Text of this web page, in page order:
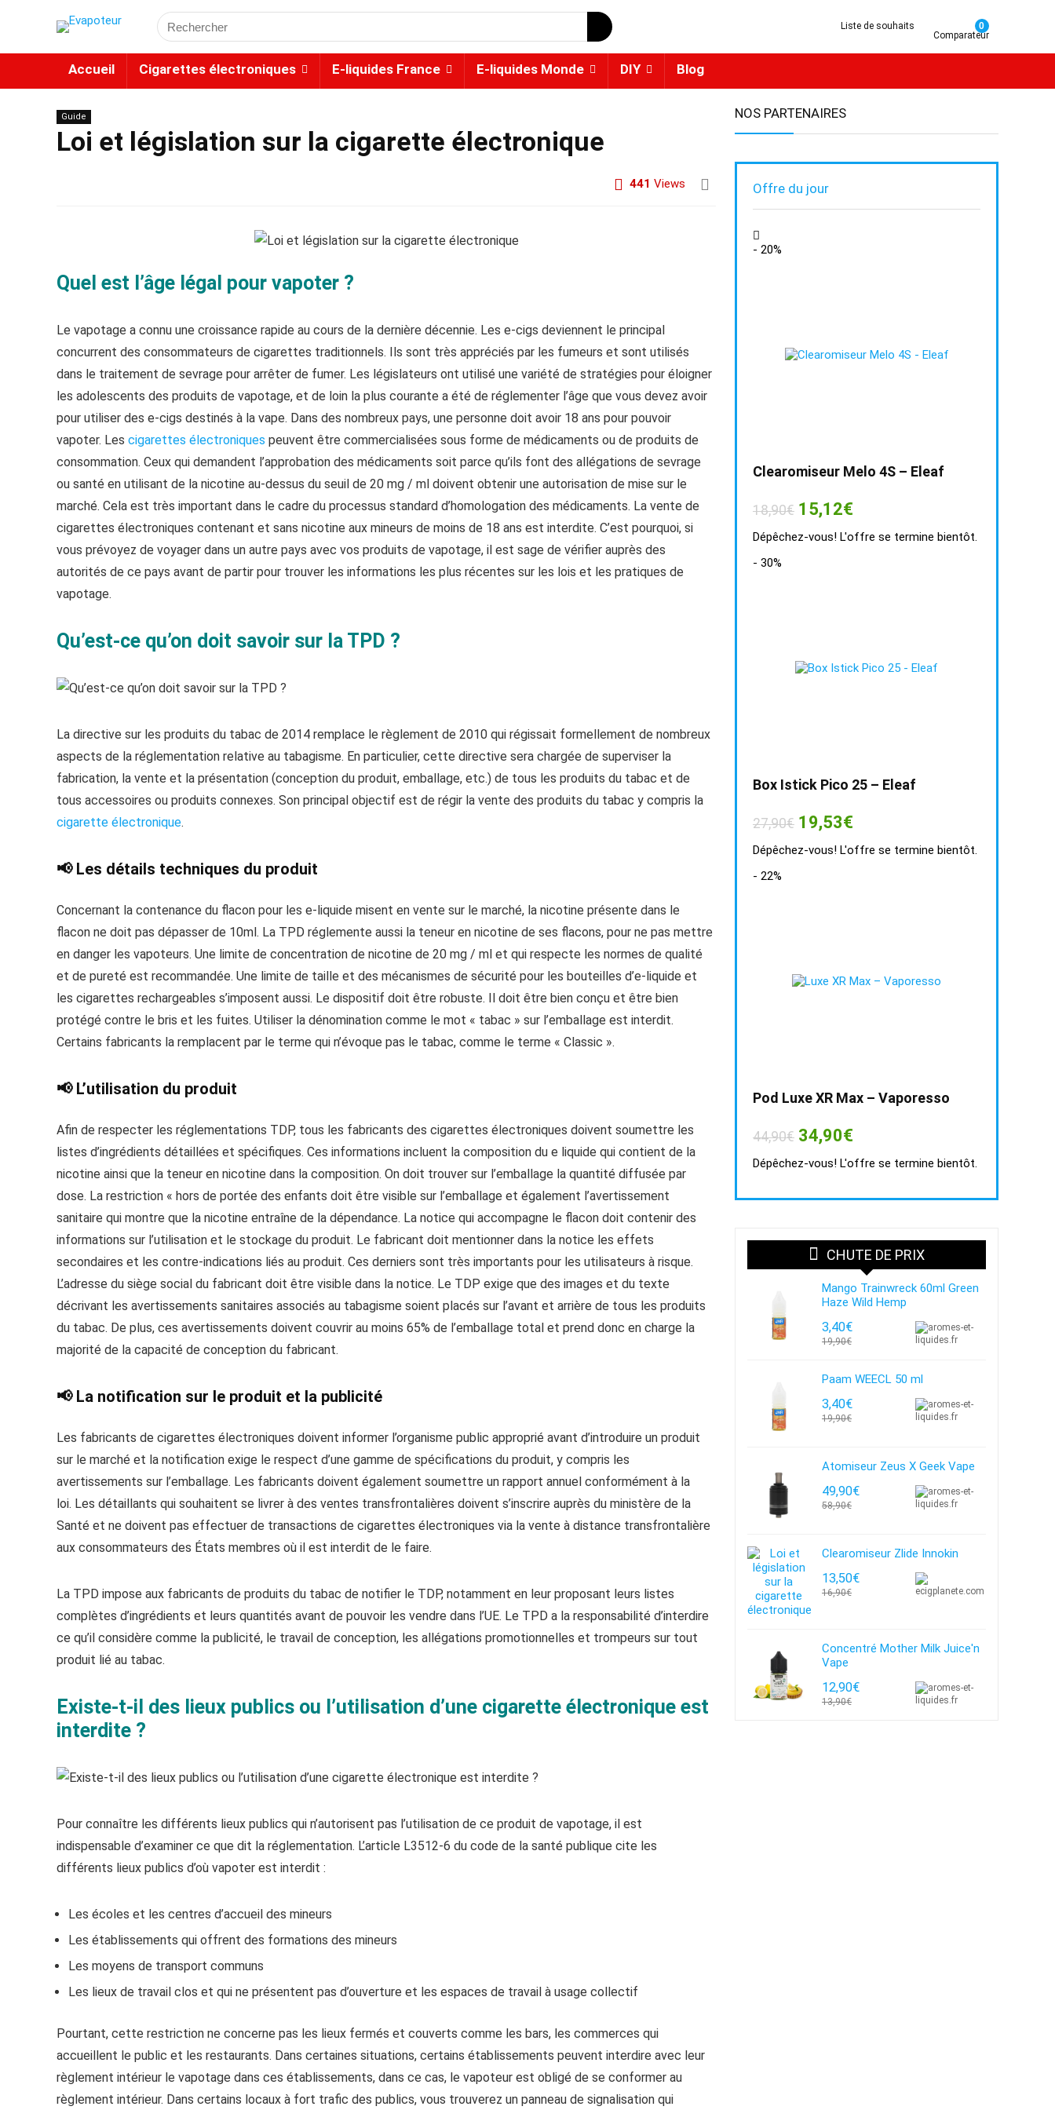
Liste de souhaits
0
Comparateur
Accueil Cigarettes électroniques E-liquides France E-liquides Monde DIY Blog
Guide
Loi et législation sur la cigarette électronique
441 Views
Quel est l’âge légal pour vapoter ?
Le vapotage a connu une croissance rapide au cours de la dernière décennie. Les e-cigs deviennent le principal
concurrent des consommateurs de cigarettes traditionnels. Ils sont très appréciés par les fumeurs et sont utilisés
dans le traitement de sevrage pour arrêter de fumer. Les législateurs ont utilisé une variété de stratégies pour éloigner
les adolescents des produits de vapotage, et de loin la plus courante a été de réglementer l’âge que vous devez avoir
pour utiliser des e-cigs destinés à la vape. Dans des nombreux pays, une personne doit avoir 18 ans pour pouvoir
vapoter. Les cigarettes électroniques peuvent être commercialisées sous forme de médicaments ou de produits de
consommation. Ceux qui demandent l’approbation des médicaments soit parce qu’ils font des allégations de sevrage
ou santé en utilisant de la nicotine au-dessus du seuil de 20 mg / ml doivent obtenir une autorisation de mise sur le
marché. Cela est très important dans le cadre du processus standard d’homologation des médicaments. La vente de
cigarettes électroniques contenant et sans nicotine aux mineurs de moins de 18 ans est interdite. C’est pourquoi, si
vous prévoyez de voyager dans un autre pays avec vos produits de vapotage, il est sage de vérifier auprès des
autorités de ce pays avant de partir pour trouver les informations les plus récentes sur les lois et les pratiques de
vapotage.
Qu’est-ce qu’on doit savoir sur la TPD ?
La directive sur les produits du tabac de 2014 remplace le règlement de 2010 qui régissait formellement de nombreux
aspects de la réglementation relative au tabagisme. En particulier, cette directive sera chargée de superviser la
fabrication, la vente et la présentation (conception du produit, emballage, etc.) de tous les produits du tabac et de
tous accessoires ou produits connexes. Son principal objectif est de régir la vente des produits du tabac y compris la
cigarette électronique.
📢 Les détails techniques du produit
Concernant la contenance du flacon pour les e-liquide misent en vente sur le marché, la nicotine présente dans le
flacon ne doit pas dépasser de 10ml. La TPD réglemente aussi la teneur en nicotine de ses flacons, pour ne pas mettre
en danger les vapoteurs. Une limite de concentration de nicotine de 20 mg / ml et qui respecte les normes de qualité
et de pureté est recommandée. Une limite de taille et des mécanismes de sécurité pour les bouteilles d’e-liquide et
les cigarettes rechargeables s’imposent aussi. Le dispositif doit être robuste. Il doit être bien conçu et être bien
protégé contre le bris et les fuites. Utiliser la dénomination comme le mot « tabac » sur l’emballage est interdit.
Certains fabricants la remplacent par le terme qui n’évoque pas le tabac, comme le terme « Classic ».
📢 L’utilisation du produit
Afin de respecter les réglementations TDP, tous les fabricants des cigarettes électroniques doivent soumettre les
listes d’ingrédients détaillées et spécifiques. Ces informations incluent la composition du e liquide qui contient de la
nicotine ainsi que la teneur en nicotine dans la composition. On doit trouver sur l’emballage la quantité diffusée par
dose. La restriction « hors de portée des enfants doit être visible sur l’emballage et également l’avertissement
sanitaire qui montre que la nicotine entraîne de la dépendance. La notice qui accompagne le flacon doit contenir des
informations sur l’utilisation et le stockage du produit. Le fabricant doit mentionner dans la notice les effets
secondaires et les contre-indications liés au produit. Ces derniers sont très importants pour les utilisateurs à risque.
L’adresse du siège social du fabricant doit être visible dans la notice. Le TDP exige que des images et du texte
décrivant les avertissements sanitaires associés au tabagisme soient placés sur l’avant et arrière de tous les produits
du tabac. De plus, ces avertissements doivent couvrir au moins 65% de l’emballage total et prend donc en charge la
majorité de la capacité de conception du fabricant.
📢 La notification sur le produit et la publicité
Les fabricants de cigarettes électroniques doivent informer l’organisme public approprié avant d’introduire un produit
sur le marché et la notification exige le respect d’une gamme de spécifications du produit, y compris les
avertissements sur l’emballage. Les fabricants doivent également soumettre un rapport annuel conformément à la
loi. Les détaillants qui souhaitent se livrer à des ventes transfrontalières doivent s’inscrire auprès du ministère de la
Santé et ne doivent pas effectuer de transactions de cigarettes électroniques via la vente à distance transfrontalière
aux consommateurs des États membres où il est interdit de le faire.
La TPD impose aux fabricants de produits du tabac de notifier le TDP, notamment en leur proposant leurs listes
complètes d’ingrédients et leurs quantités avant de pouvoir les vendre dans l’UE. Le TPD a la responsabilité d’interdire
ce qu’il considère comme la publicité, le travail de conception, les allégations promotionnelles et trompeurs sur tout
produit lié au tabac.
Existe-t-il des lieux publics ou l’utilisation d’une cigarette électronique est
interdite ?
Pour connaître les différents lieux publics qui n’autorisent pas l’utilisation de ce produit de vapotage, il est
indispensable d’examiner ce que dit la réglementation. L’article L3512-6 du code de la santé publique cite les
différents lieux publics d’où vapoter est interdit :
Les écoles et les centres d’accueil des mineurs
Les établissements qui offrent des formations des mineurs
Les moyens de transport communs
Les lieux de travail clos et qui ne présentent pas d’ouverture et les espaces de travail à usage collectif
Pourtant, cette restriction ne concerne pas les lieux fermés et couverts comme les bars, les commerces qui
accueillent le public et les restaurants. Dans certaines situations, certains établissements peuvent interdire avec leur
règlement intérieur le vapotage dans ces établissements, dans ce cas, le vapoteur est obligé de se conformer au
règlement intérieur. Dans certains locaux à fort trafic des publics, vous trouverez un panneau de signalisation qui
NOS PARTENAIRES
Offre du jour
- 20%
Clearomiseur Melo 4S – Eleaf
18,90€ Le
prix
initial
15,12€
actuel
Dépêchez-vous! L'offre se termine bientôt.
- 30%
Box Istick Pico 25 – Eleaf
27,90€ Le
prix
initial
19,53€
actuel
Dépêchez-vous! L'offre se termine bientôt.
- 22%
Pod Luxe XR Max – Vaporesso
44,90€ Le
prix
initial
34,90€
actuel
Dépêchez-vous! L'offre se termine bientôt.
CHUTE DE PRIX
Mango Trainwreck 60ml Green
Haze Wild Hemp
3,40€
19,90€
Paam WEECL 50 ml
3,40€
19,90€
Atomiseur Zeus X Geek Vape
49,90€
58,90€
Clearomiseur Zlide Innokin
13,50€
16,90€
Concentré Mother Milk Juice'n
Vape
12,90€
13,90€